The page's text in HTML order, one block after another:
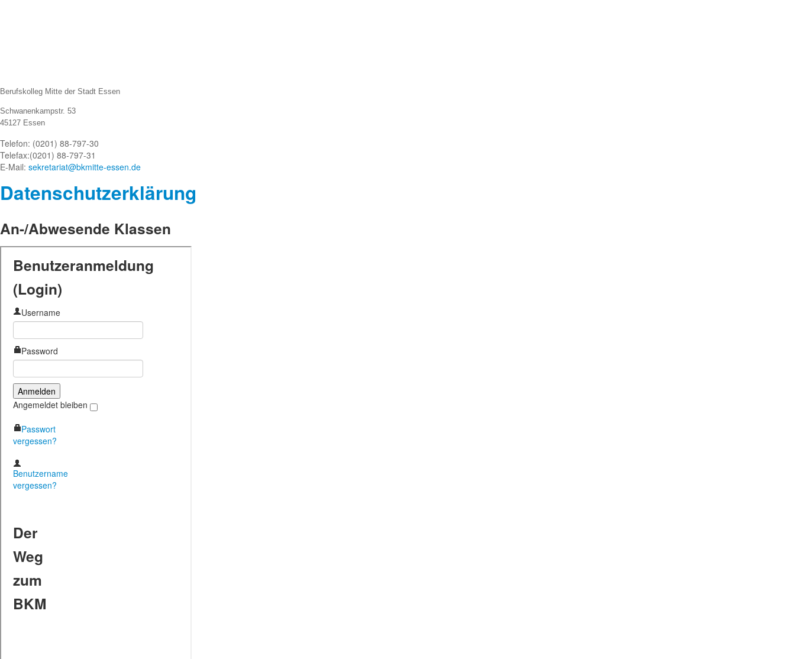
Berufskolleg Mitte der Stadt Essen
Schwanenkampstr. 53
45127 Essen
Telefon: (0201) 88-797-30
Telefax:(0201) 88-797-31
E-Mail: sekretariat@bkmitte-essen.de
Datenschutzerklärung
An-/Abwesende Klassen